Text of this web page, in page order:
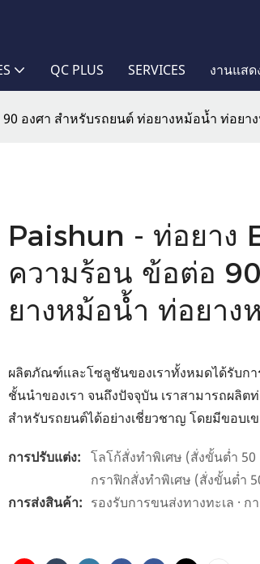
QC PLUS SERVICES งานแสด
องศา สำหรับรถยนต์ ท่อยางหม้อน้ำ ท่อยา
Paishun - ท่อยาง
ความร้อน ข้อต่อ
ยางหม้อน้ำ ท่อยาง
ผลิตภัณฑ์และโซลูชันของเราทั้งหมดได้รับก
ชั้นนำของเรา จนถึงปัจจุบัน เราสามารถผลิ
สำหรับรถยนต์ได้อย่างเชี่ยวชาญ โดยมีขอบ
การปรับแต่ง: โลโก้สั่งทำพิเศษ (สั่งขั้นต่ำ
กราฟิกสั่งทำพิเศษ (สั่งขั้นต่ำ
การส่งสินค้า: รองรับการขนส่งทางทะเล ·